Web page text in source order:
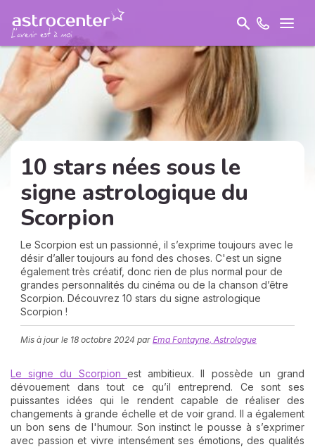
10 stars nées sous le
signe astrologique du
Scorpion
Le Scorpion est un passionné, il s’exprime toujours avec le
désir d’aller toujours au fond des choses. C'est un signe
également très créatif, donc rien de plus normal pour de
grandes personnalités du cinéma ou de la chanson d’être
Scorpion. Découvrez 10 stars du signe astrologique
Scorpion !
Mis à jour le 18 octobre 2024 par Ema Fontayne, Astrologue
Le signe du Scorpion est ambitieux. Il possède un grand
dévouement dans tout ce qu’il entreprend. Ce sont ses
puissantes idées qui le rendent capable de réaliser des
changements à grande échelle et de voir grand. Il a également
un bon sens de l'humour. Son instinct le pousse à s’exprimer
avec passion et vivre intensément ses émotions, des qualités